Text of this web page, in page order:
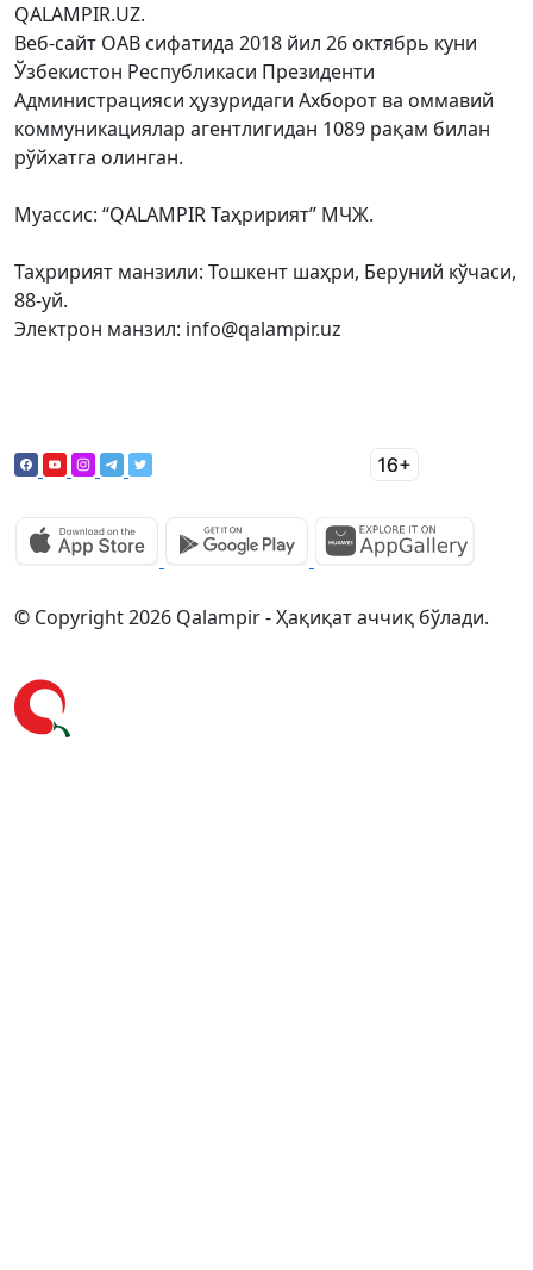
QALAMPIR.UZ.
Веб-сайт ОАВ сифатида 2018 йил 26 октябрь куни
Ўзбекистон Республикаси Президенти
Администрацияси ҳузуридаги Ахборот ва оммавий
коммуникациялар агентлигидан 1089 рақам билан
рўйхатга олинган.
Муассис: “QALAMPIR Таҳририят” МЧЖ.
Таҳририят манзили: Тошкент шаҳри, Беруний кўчаси,
88-уй.
Электрон манзил: info@qalampir.uz
© Copyright 2026 Qalampir - Ҳақиқат аччиқ бўлади.